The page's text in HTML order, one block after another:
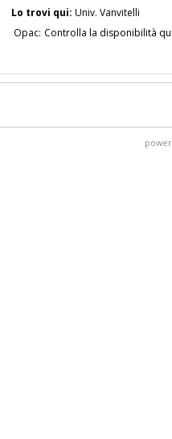
Lo trovi qui: Univ. Vanvitelli
Opac: Controlla la disponibilità